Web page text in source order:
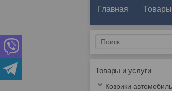
Главная Товары
Товары и услуги
Коврики